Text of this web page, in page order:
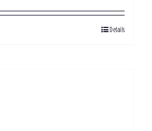
Details